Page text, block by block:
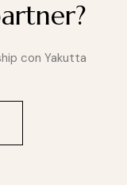
con Yakutta